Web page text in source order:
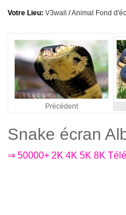
Votre Lieu: V3wall /Animal Fond
Précédent
Snake écran
⇒ 50000+ 2K 4K 5K 8K